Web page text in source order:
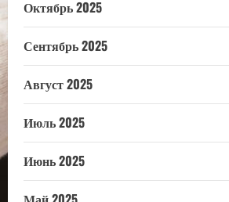
Октябрь 2025
Сентябрь 2025
Август 2025
Июль 2025
Июнь 2025